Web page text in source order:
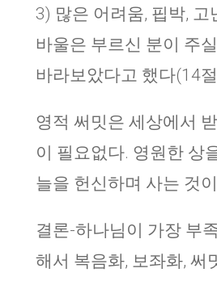
3) 많은 어려움, 핍박,
바울은 부르신 분이 주
바라보았다고 했다(14
영적 써밋은 세상에서
이 필요없다. 영원한 상
늘을 헌신하며 사는 것
결론-하나님이 가장 부
해서 복음화, 보좌화, 써